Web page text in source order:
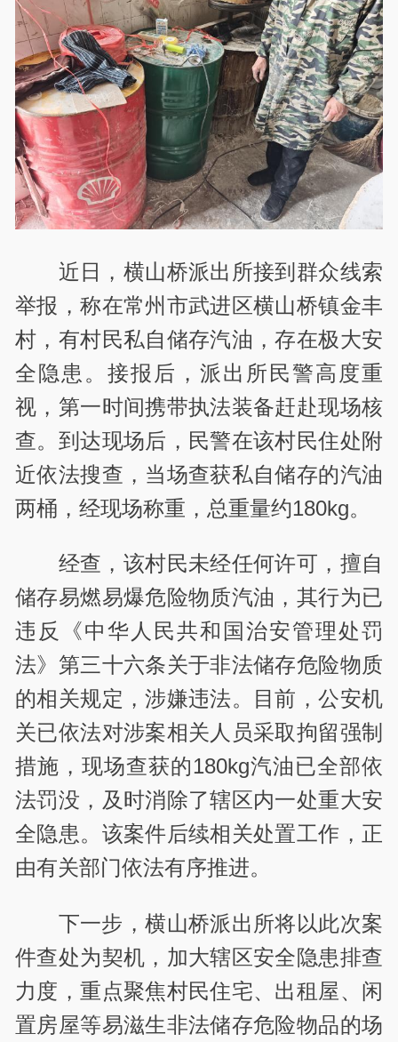
近日，横山桥派出所接到群众线索
举报，称在常州市武进区横山桥镇金丰
村，有村民私自储存汽油，存在极大安
全隐患。接报后，派出所民警高度重
视，第一时间携带执法装备赶赴现场核
查。到达现场后，民警在该村民住处附
近依法搜查，当场查获私自储存的汽油
两桶，经现场称重，总重量约180kg。
经查，该村民未经任何许可，擅自
储存易燃易爆危险物质汽油，其行为已
违反《中华人民共和国治安管理处罚
法》第三十六条关于非法储存危险物质
的相关规定，涉嫌违法。目前，公安机
关已依法对涉案相关人员采取拘留强制
措施，现场查获的180kg汽油已全部依
法罚没，及时消除了辖区内一处重大安
全隐患。该案件后续相关处置工作，正
由有关部门依法有序推进。
下一步，横山桥派出所将以此次案
件查处为契机，加大辖区安全隐患排查
力度，重点聚焦村民住宅、出租屋、闲
置房屋等易滋生非法储存危险物品的场